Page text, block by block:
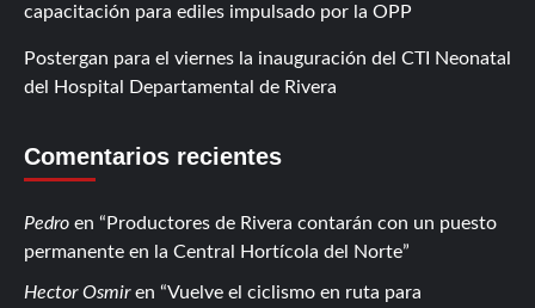
capacitación para ediles impulsado por la OPP
Postergan para el viernes la inauguración del CTI Neonatal
del Hospital Departamental de Rivera
Comentarios recientes
Pedro en
Productores de Rivera contarán con un puesto
permanente en la Central Hortícola del Norte
Hector Osmiren
Vuelve el ciclismo en ruta para